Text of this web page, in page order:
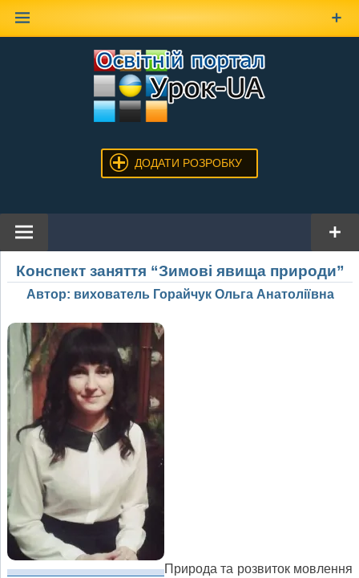
ДОДАТИ РОЗРОБКУ
Конспект заняття “Зимові явища природи”
Автор: вихователь Горайчук Ольга Анатоліївна
Природа та розвиток мовлення